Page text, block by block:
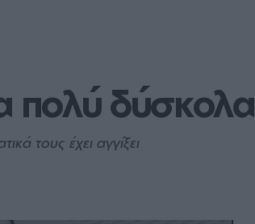
πολύ δύσκολα
τους έχει αγγίξει